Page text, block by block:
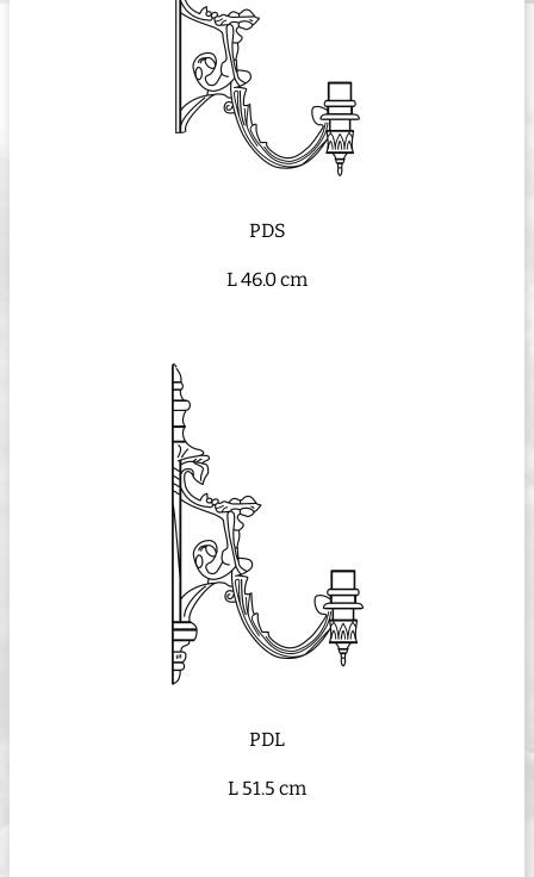
PDS
L 46.0 cm
PDL
L 51.5 cm